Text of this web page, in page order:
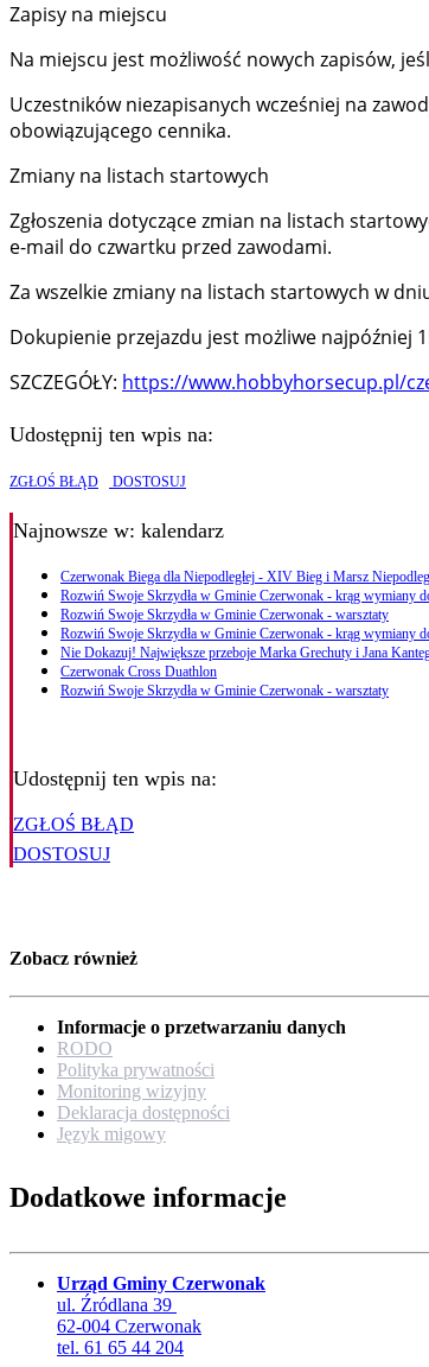
Zapisy na miejscu
Na miejscu jest możliwość nowych zapisów,
Uczestników niezapisanych wcześniej na
obowiązującego cennika.
Zmiany na listach startowych
Zgłoszenia dotyczące zmian na listach
e-mail do czwartku przed zawodami.
Za wszelkie zmiany na listach startowych w
Dokupienie przejazdu jest możliwe najpóźniej
SZCZEGÓŁY: https://www.hobbyhorsecup.pl/
Udostępnij ten wpis na:
ZGŁOŚ BŁĄD DOSTOSUJ
Najnowsze w: kalendarz
Czerwonak Biega dla Niepodległej - XIV Bieg i Marsz
Rozwiń Swoje Skrzydła w Gminie Czerwonak - krąg wymiany
Rozwiń Swoje Skrzydła w Gminie Czerwonak - warsztaty
Rozwiń Swoje Skrzydła w Gminie Czerwonak - krąg wymiany
Nie Dokazuj! Największe przeboje Marka Grechuty i Jana
Czerwonak Cross Duathlon
Rozwiń Swoje Skrzydła w Gminie Czerwonak - warsztaty
Udostępnij ten wpis na:
ZGŁOŚ BŁĄD
DOSTOSUJ
Zobacz również
Informacje o przetwarzaniu danych
RODO
Polityka prywatności
Monitoring wizyjny
Deklaracja dostępności
Język migowy
Dodatkowe informacje
Urząd Gminy Czerwonak
ul. Źródlana 39
62-004 Czerwonak
tel. 61 65 44 204